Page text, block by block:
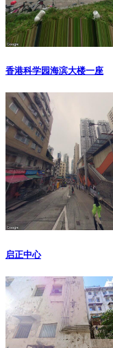
香港科学园海滨大楼一座
启正中心